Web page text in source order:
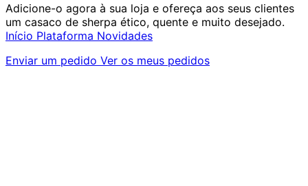
Adicione-o agora à sua loja e ofereça aos seus clientes
um casaco de sherpa ético, quente e muito desejado.
Início Plataforma Novidades
Enviar um pedido Ver os meus pedidos